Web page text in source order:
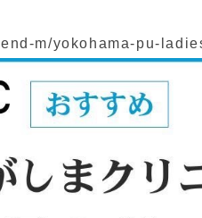
m/yokohama-pu-